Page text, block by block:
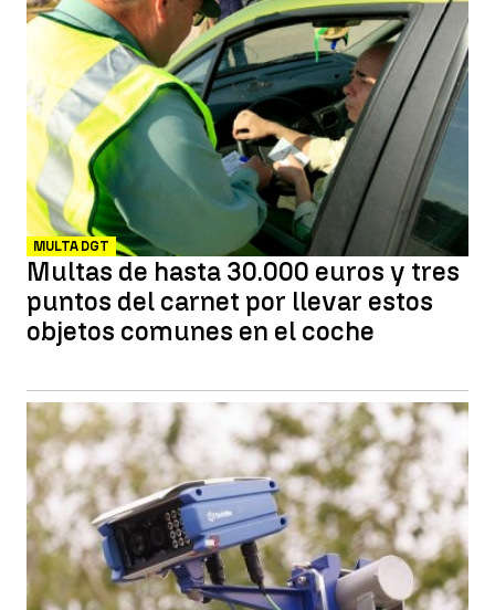
MULTA DGT
Multas de hasta 30.000 euros y tres
puntos del carnet por llevar estos
objetos comunes en el coche